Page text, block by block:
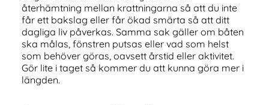
återhämtning mellan krattningarna så att du inte
får ett bakslag eller får ökad smärta så att ditt
dagliga liv påverkas. Samma sak gäller om båten
ska målas, fönstren putsas eller vad som helst
som behöver göras, oavsett årstid eller aktivitet.
Gör lite i taget så kommer du att kunna göra mer i
längden.